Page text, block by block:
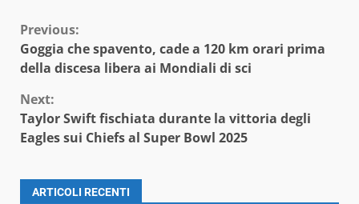
Continue
Reading
Previous:
Goggia che spavento, cade a 120 km orari prima
della discesa libera ai Mondiali di sci
Next:
Taylor Swift fischiata durante la vittoria degli
Eagles sui Chiefs al Super Bowl 2025
ARTICOLI RECENTI